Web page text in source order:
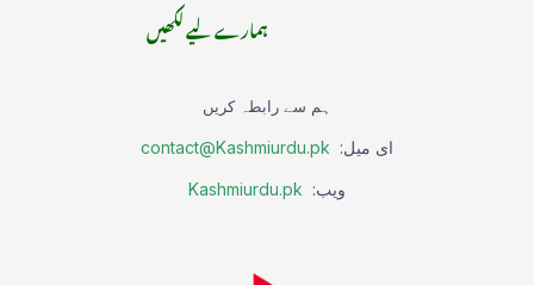
ہمارے لیے لکھیں
ہم سے رابطہ کریں
ای میل: contact@Kashmiurdu.pk
ویب: Kashmiurdu.pk